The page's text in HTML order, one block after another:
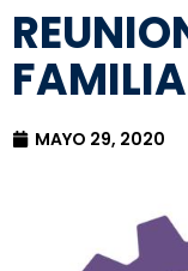
MAYO 29, 2020